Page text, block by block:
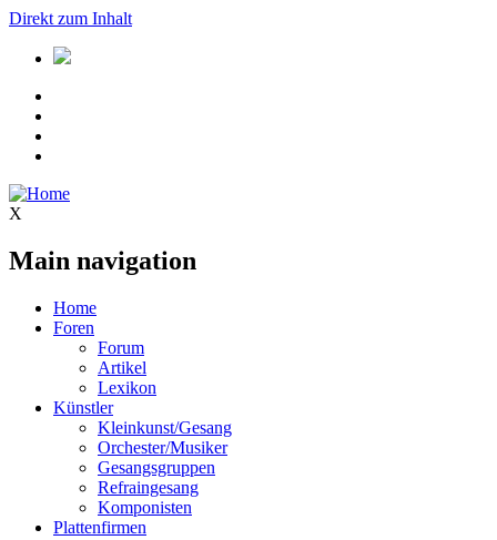
Direkt zum Inhalt
X
Main navigation
Home
Foren
Forum
Artikel
Lexikon
Künstler
Kleinkunst/Gesang
Orchester/Musiker
Gesangsgruppen
Refraingesang
Komponisten
Plattenfirmen